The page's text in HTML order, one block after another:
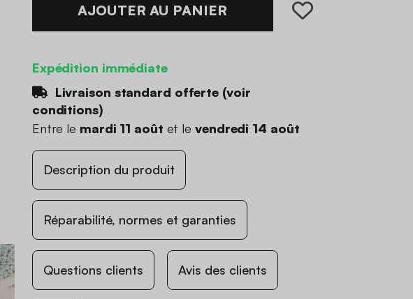
AJOUTER AU PANIER
Expédition immédiate
Livraison standard offerte (voir
conditions)
Entre le mardi 11 août et le vendredi 14 août
Description du produit
Réparabilité, normes et garanties
Questions clients Avis des clients